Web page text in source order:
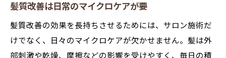
日々の小さな工夫が髪質改善の要
マイクロケアが支える髪質改善の効果
髪質改善後のホームケア実践ガイド
髪質改善は日常のマイクロケアが要
髪質改善の効果を長持ちさせるためには、サロン施術だ
けでなく、日々のマイクロケアが欠かせません。髪は外
部刺激や乾燥、摩擦などの影響を受けやすく、毎日の積